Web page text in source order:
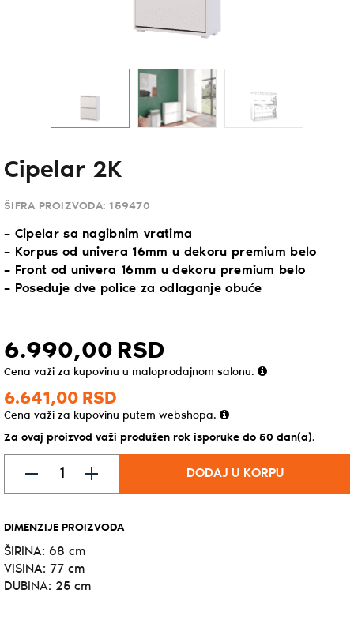
Cipelar 2K
ŠIFRA PROIZVODA: 159470
– Cipelar sa nagibnim vratima
– Korpus od univera 16mm u dekoru premium belo
– Front od univera 16mm u dekoru premium belo
– Poseduje dve police za odlaganje obuće
6.990,00 RSD
Cena važi za kupovinu u maloprodajnom salonu.
6.641,00 RSD
Cena važi za kupovinu putem webshopa.
Za ovaj proizvod važi produžen rok isporuke do 50 dan(a).
DODAJ U KORPU
DIMENZIJE PROIZVODA
ŠIRINA: 68 cm
VISINA: 77 cm
DUBINA: 25 cm